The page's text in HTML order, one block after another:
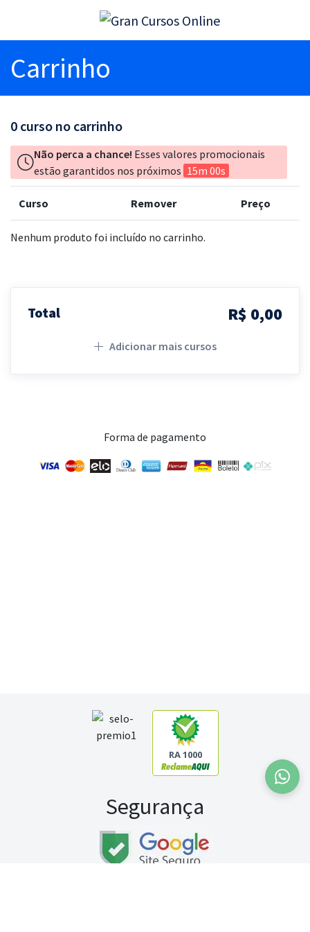
Carrinho
0 curso no carrinho
Não perca a chance! Esses valores promocionais
estão garantidos nos próximos 15m 00s
Curso Remover Preço
Nenhum produto foi incluído no carrinho.
Total R$ 0,00
Adicionar mais cursos
Forma de pagamento
RA 1000
Segurança